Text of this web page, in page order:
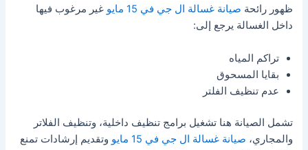
ظهور رائحة صيانة غسالة ال جي في 15 مايو
غير مرغوب فيها
داخل الغسالة يرجع إلى:
تراكم المياه
بقايا المسحوق
عدم تنظيف الفلتر
تشمل الصيانة هنا تشغيل برامج تنظيف داخلية، وتنظيف الفلاتر
والمجاري، صيانة غسالة ال جي في 15 مايو
وتقديم إرشادات تمنع